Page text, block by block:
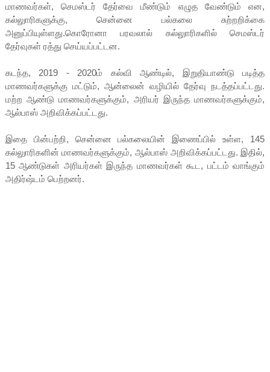
மாணவர்கள், செமஸ்டர் தேர்வை மீண்டும் எழுத வேண்டும் என,
கல்லுாரிகளுக்கு, சென்னை பல்கலை சுற்றறிக்கை
அனுப்பியுள்ளது.கொரோனா பரவலால் கல்லுாரிகளில் செமஸ்டர்
தேர்வுகள் ரத்து செய்யப்பட்டன.
கடந்த, 2019 - 2020ம் கல்வி ஆண்டில், இறுதியாண்டு படித்த
மாணவர்களுக்கு மட்டும், ஆன்லைன் வழியில் தேர்வு நடத்தப்பட்டது.
மற்ற ஆண்டு மாணவர்களுக்கும், அரியர் இருந்த மாணவர்களுக்கும்,
ஆல்பாஸ் அறிவிக்கப்பட்டது.
இதை பின்பற்றி, சென்னை பல்கலையின் இணைப்பில் உள்ள, 145
கல்லுாரிகளின் மாணவர்களுக்கும், ஆல்பாஸ் அறிவிக்கப்பட்டது. இதில்,
15 ஆண்டுகள் அரியர்கள் இருந்த மாணவர்கள் கூட, பட்டம் வாங்கும்
அதிர்ஷ்டம் பெற்றனர்.